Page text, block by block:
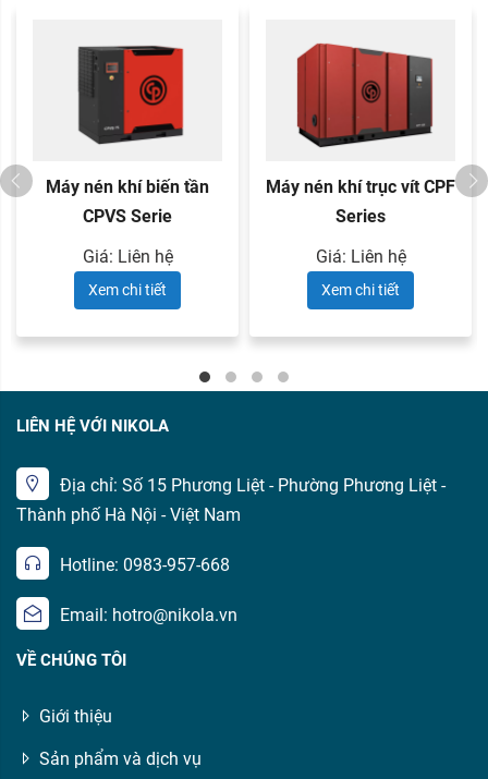
Máy nén khí biến tần
CPVS Serie
Giá: Liên hệ
Xem chi tiết
Máy nén khí trục vít CPF
Series
Giá: Liên hệ
Xem chi tiết
LIÊN HỆ VỚI NIKOLA
Địa chỉ: Số 15 Phương Liệt - Phường Phương Liệt -
Thành phố Hà Nội - Việt Nam
Hotline: 0983-957-668
Email: hotro@nikola.vn
VỀ CHÚNG TÔI
Giới thiệu
Sản phẩm và dịch vụ